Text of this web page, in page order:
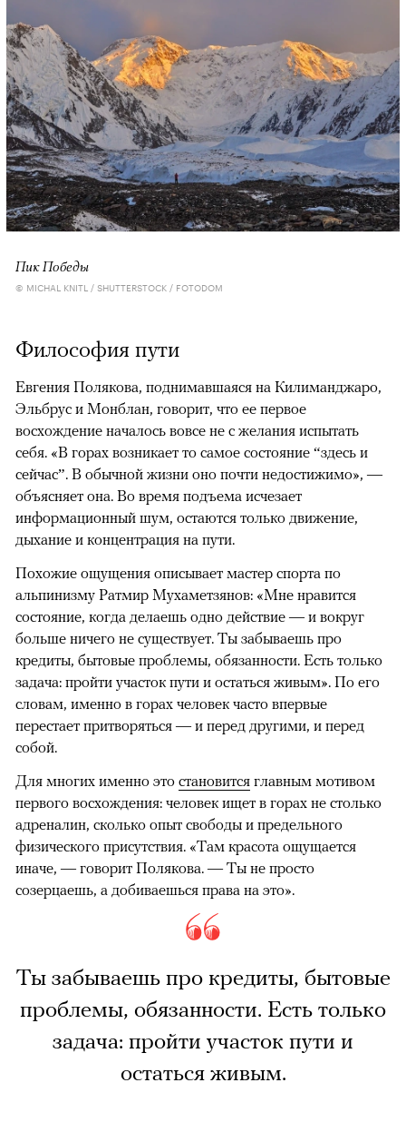
Пик Победы
© MICHAL KNITL / SHUTTERSTOCK / FOTODOM
Философия пути
Евгения Полякова, поднимавшаяся на Килиманджаро,
Эльбрус и Монблан, говорит, что ее первое
восхождение началось вовсе не с желания испытать
себя. «В горах возникает то самое состояние “здесь и
сейчас”. В обычной жизни оно почти недостижимо», —
объясняет она. Во время подъема исчезает
информационный шум, остаются только движение,
дыхание и концентрация на пути.
Похожие ощущения описывает мастер спорта по
альпинизму Ратмир Мухаметзянов: «Мне нравится
состояние, когда делаешь одно действие — и вокруг
больше ничего не существует. Ты забываешь про
кредиты, бытовые проблемы, обязанности. Есть только
задача: пройти участок пути и остаться живым». По его
словам, именно в горах человек часто впервые
перестает притворяться — и перед другими, и перед
собой.
Для многих именно это становится главным мотивом
первого восхождения: человек ищет в горах не столько
адреналин, сколько опыт свободы и предельного
физического присутствия. «Там красота ощущается
иначе, — говорит Полякова. — Ты не просто
созерцаешь, а добиваешься права на это».
Ты забываешь про кредиты, бытовые
проблемы, обязанности. Есть только
задача: пройти участок пути и
остаться живым.